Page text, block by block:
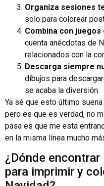
Organiza sesiones
solo para colorear
Combina con
cuenta anécdotas de
relacionados con la
Descarga siempre
dibujos para
se acaba la diversión.
Ya sé que esto último
pero es que es verdad, no
pasa es que me está
en la misma línea mucho
¿Dónde
para imprimir y